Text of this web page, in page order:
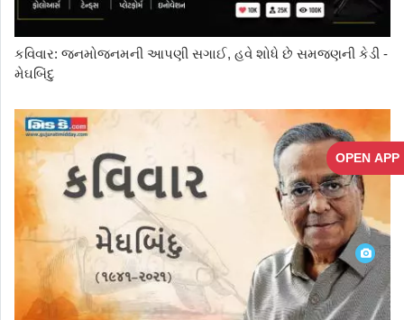
OPEN APP
કવિવાર: જનમોજનમની આપણી સગાઈ, હવે શોધે છે સમજણની કેડી -
મેઘબિંદુ